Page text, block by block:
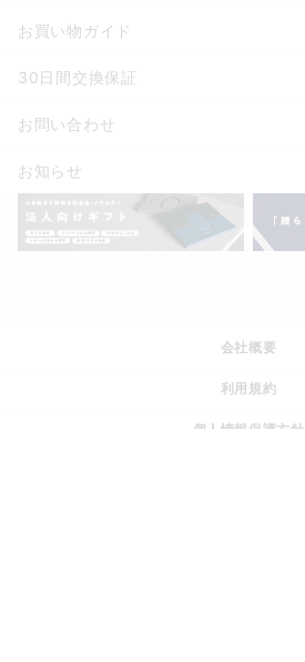
お買い物ガイド
30日間交換保証
お問い合わせ
お知らせ
会社概要
利用規約
個人情報保護方針